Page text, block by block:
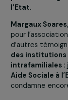
Néanmoins,
banalisation
« conflits
auteurs de
Anne-Thalia
conjugales